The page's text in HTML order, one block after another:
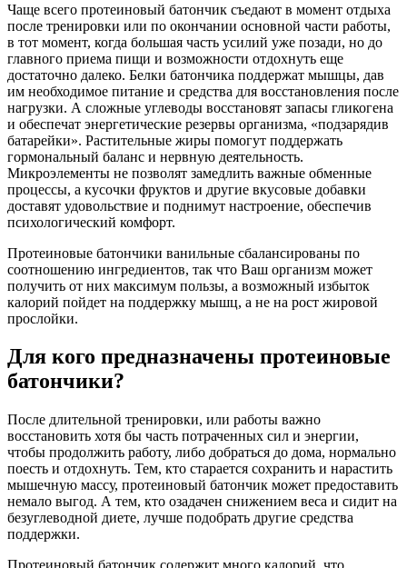
Чаще всего протеиновый батончик съедают в момент отдыха
после тренировки или по окончании основной части работы,
в тот момент, когда большая часть усилий уже позади, но до
главного приема пищи и возможности отдохнуть еще
достаточно далеко. Белки батончика поддержат мышцы, дав
им необходимое питание и средства для восстановления после
нагрузки. А сложные углеводы восстановят запасы гликогена
и обеспечат энергетические резервы организма, «подзарядив
батарейки». Растительные жиры помогут поддержать
гормональный баланс и нервную деятельность.
Микроэлементы не позволят замедлить важные обменные
процессы, а кусочки фруктов и другие вкусовые добавки
доставят удовольствие и поднимут настроение, обеспечив
психологический комфорт.
Протеиновые батончики ванильные сбалансированы по
соотношению ингредиентов, так что Ваш организм может
получить от них максимум пользы, а возможный избыток
калорий пойдет на поддержку мышц, а не на рост жировой
прослойки.
Для кого предназначены протеиновые
батончики?
После длительной тренировки, или работы важно
восстановить хотя бы часть потраченных сил и энергии,
чтобы продолжить работу, либо добраться до дома, нормально
поесть и отдохнуть. Тем, кто старается сохранить и нарастить
мышечную массу, протеиновый батончик может предоставить
немало выгод. А тем, кто озадачен снижением веса и сидит на
безуглеводной диете, лучше подобрать другие средства
поддержки.